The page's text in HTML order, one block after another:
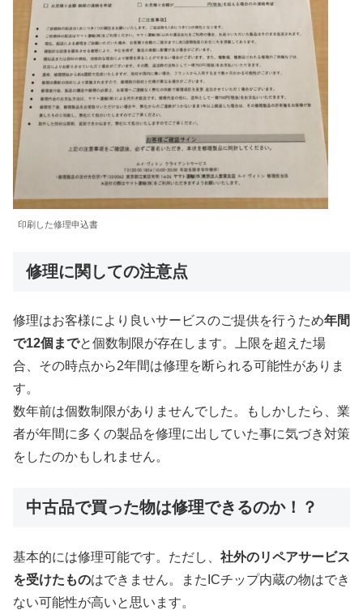
印刷した修理申込書
修理に関しての注意点
修理はお客様により良いサービスのご提供を行うため年間
で12個までと個数制限が存在します。上限を超えた場
合、その時点から2年間は修理を断られる可能性がありま
す。
数年前は個数制限がありませんでした。もしかしたら、業
者が年間に多くの製品を修理に出していた事に気づき対策
をしたのかもしれません。
中古品で買った物は修理できるのか！？
基本的には修理可能です。ただし、 社外のリペアサービス
を受けたものはできません。またICチップ内蔵の物はでき
ない可能性が高いと思います。